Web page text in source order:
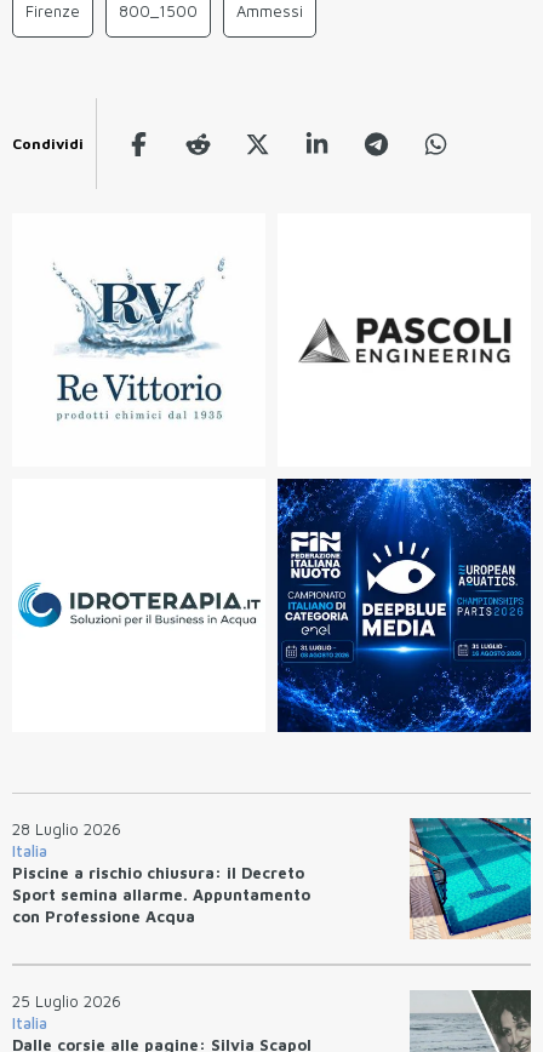
Firenze 800_1500 Ammessi
Condividi
28 Luglio 2026
Italia
Piscine a rischio chiusura: il Decreto
Sport semina allarme. Appuntamento
con Professione Acqua
25 Luglio 2026
Italia
Dalle corsie alle pagine: Silvia Scapol